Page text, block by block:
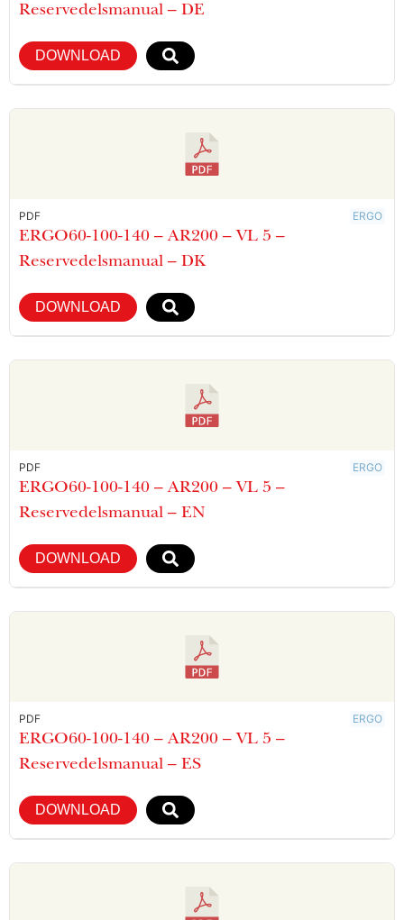
Reservedelsmanual – DE
DOWNLOAD
PDF ERGO
ERGO60-100-140 – AR200 – VL 5 –
Reservedelsmanual – DK
DOWNLOAD
PDF ERGO
ERGO60-100-140 – AR200 – VL 5 –
Reservedelsmanual – EN
DOWNLOAD
PDF ERGO
ERGO60-100-140 – AR200 – VL 5 –
Reservedelsmanual – ES
DOWNLOAD